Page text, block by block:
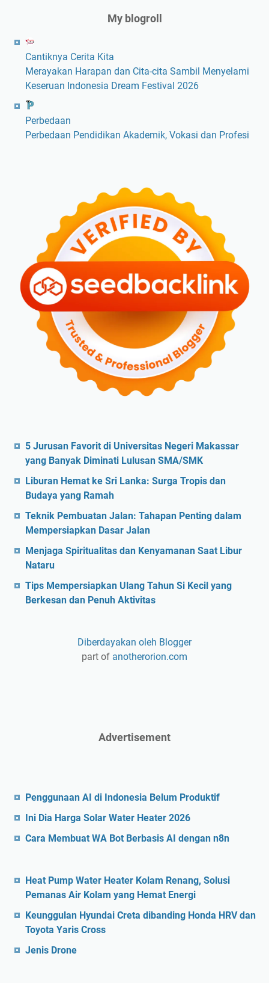
My blogroll
Cantiknya Cerita Kita
Merayakan Harapan dan Cita-cita Sambil Menyelami
Keseruan Indonesia Dream Festival 2026
Perbedaan
Perbedaan Pendidikan Akademik, Vokasi dan Profesi
5 Jurusan Favorit di Universitas Negeri Makassar
yang Banyak Diminati Lulusan SMA/SMK
Liburan Hemat ke Sri Lanka: Surga Tropis dan
Budaya yang Ramah
Teknik Pembuatan Jalan: Tahapan Penting dalam
Mempersiapkan Dasar Jalan
Menjaga Spiritualitas dan Kenyamanan Saat Libur
Nataru
Tips Mempersiapkan Ulang Tahun Si Kecil yang
Berkesan dan Penuh Aktivitas
Diberdayakan oleh Blogger
part of anotherorion.com
Advertisement
Penggunaan AI di Indonesia Belum Produktif
Ini Dia Harga Solar Water Heater 2026
Cara Membuat WA Bot Berbasis AI dengan n8n
Heat Pump Water Heater Kolam Renang, Solusi
Pemanas Air Kolam yang Hemat Energi
Keunggulan Hyundai Creta dibanding Honda HRV dan
Toyota Yaris Cross
Jenis Drone